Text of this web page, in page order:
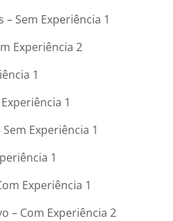
Sem Experiência 1
Experiência 2
1
1
Experiência 1
1
Experiência 1
– Com Experiência 2